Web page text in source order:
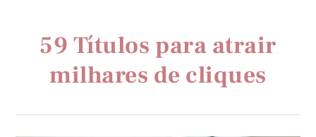
59 Títulos para atrair
milhares de cliques